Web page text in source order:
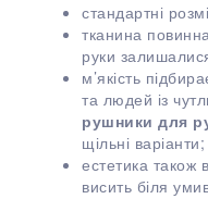
стандартні
тканина
руки
м’якість
та людей із
рушники для
щільні варіанти;
естетика також
висить біля